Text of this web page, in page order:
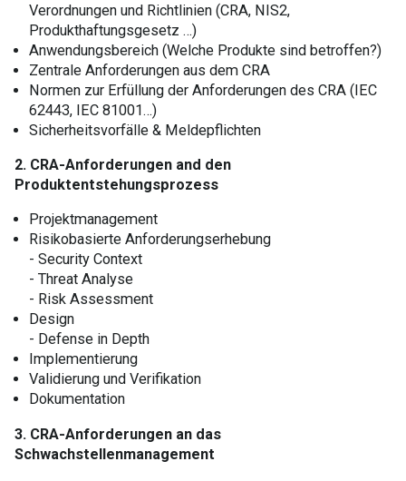
Verordnungen und Richtlinien (CRA, NIS2,
Produkthaftungsgesetz …)
Anwendungsbereich (Welche Produkte sind betroffen?)
Zentrale Anforderungen aus dem CRA
Normen zur Erfüllung der Anforderungen des CRA (IEC
62443, IEC 81001…)
Sicherheitsvorfälle & Meldepflichten
2. CRA-Anforderungen and den
Produktentstehungsprozess
Projektmanagement
Risikobasierte Anforderungserhebung
- Security Context
- Threat Analyse
- Risk Assessment
Design
- Defense in Depth
Implementierung
Validierung und Verifikation
Dokumentation
3. CRA-Anforderungen an das
Schwachstellenmanagement